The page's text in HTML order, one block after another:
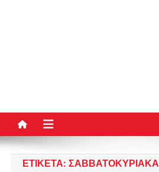
ΕΤΙΚΈΤΑ: ΣΑΒΒΑΤΟΚΎΡΙΑΚΑ